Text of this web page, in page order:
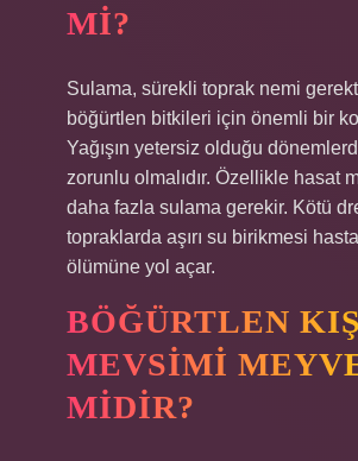
MI?
Sulama, sürekli toprak nemi
böğürtlen bitkileri için önemli bir
Yağışın yetersiz olduğu
zorunlu olmalıdır. Özellikle hasat
daha fazla sulama gerekir. Kötü
topraklarda aşırı su birikmesi
ölümüne yol açar.
BÖĞÜRTLEN KIŞ
MEVSIMI
MIDIR?